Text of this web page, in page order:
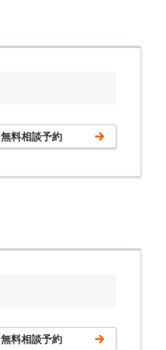
無料相談予約
無料相談予約